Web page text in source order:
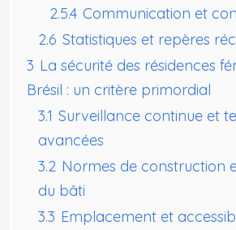
2.5.4 Communication et
2.6 Statistiques et repères
3 La sécurité des résidences
Brésil : un critère primordial
3.1 Surveillance continue et
avancées
3.2 Normes de construction
du bâti
3.3 Emplacement et